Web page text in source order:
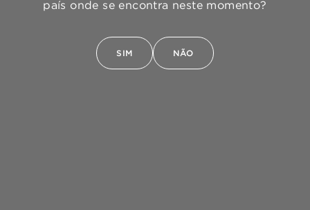
país onde se encontra neste momento?
SIM NÃO